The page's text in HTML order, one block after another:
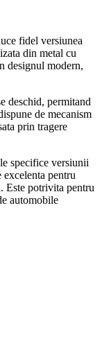
fidel versiunea
din metal cu
designul modern,
deschid, permitand
de mecanism
prin tragere
specifice versiunii
excelenta pentru
Este potrivita pentru
automobile